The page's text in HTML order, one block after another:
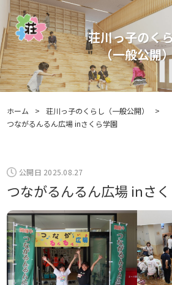
荘川っ子のく
（一般公開
ホーム > 荘川っ子のくらし（一般公開）
>
つながるんるん広場 inさくら学園
公開日 2025.08.27
つながるんるん広場 inさ